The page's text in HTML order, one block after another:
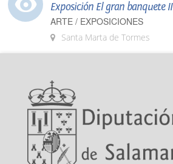
Exposición El gran banquete II
ARTE / EXPOSICIONES
Santa Marta de Tormes